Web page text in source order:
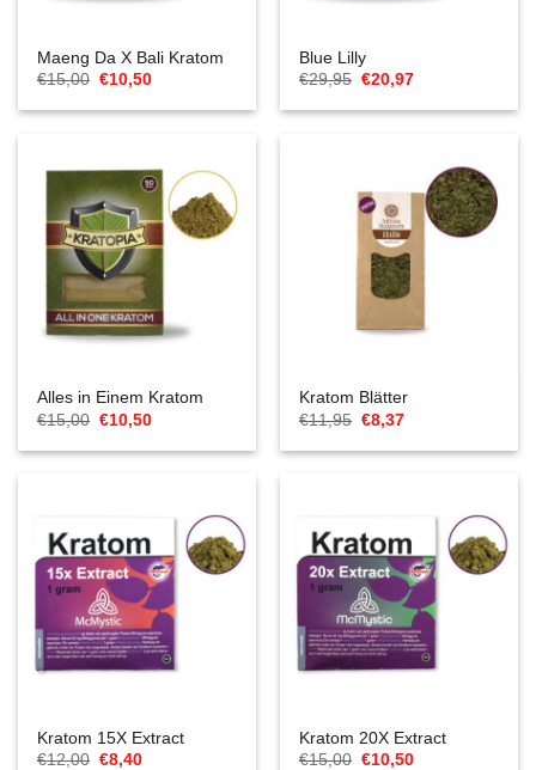
Maeng Da X Bali Kratom
€15,00 Ursprünglicher
war:
€10,50Aktueller
ist:
Blue Lilly
€29,95 Ursprünglicher
war:
€20,97Aktueller
ist:
Alles in Einem Kratom
€15,00 Ursprünglicher
Preis
war:
€10,50Aktueller
ist:
Kratom Blätter
€11,95 Ursprünglicher
Preis
war:
€8,37Aktueller
ist:
Kratom 15X Extract
€12,00 Ursprünglicher
€8,40Aktueller
Kratom 20X Extract
€15,00 Ursprünglicher
€10,50Aktueller